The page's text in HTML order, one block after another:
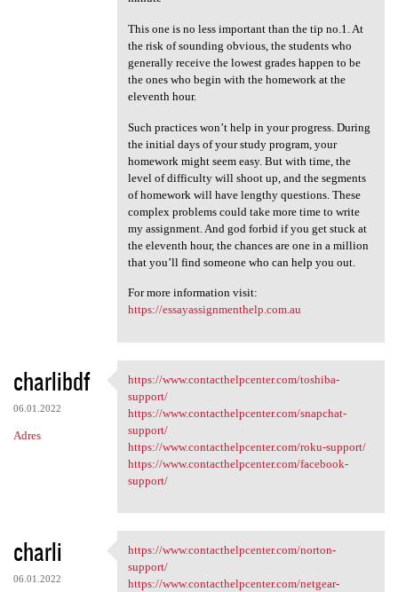
This one is no less important than the tip no.1. At
the risk of sounding obvious, the students who
generally receive the lowest grades happen to be
the ones who begin with the homework at the
eleventh hour.
Such practices won’t help in your progress. During
the initial days of your study program, your
homework might seem easy. But with time, the
level of difficulty will shoot up, and the segments
of homework will have lengthy questions. These
complex problems could take more time to write
my assignment. And god forbid if you get stuck at
the eleventh hour, the chances are one in a million
that you’ll find someone who can help you out.
For more information visit:
https://essayassignmenthelp.com.au
charlibdf
06.01.2022
Adres
https://www.contacthelpcenter
https://www.contacthelpcenter.com/toshiba-
support/
https://www.contacthelpcenter.com/snapchat-
support/
https://www.contacthelpcenter.com/roku-support/
https://www.contacthelpcenter.com/facebook-
support/
charli
06.01.2022
https://www.contacthelpcenter
https://www.contacthelpcenter.com/norton-
support/
https://www.contacthelpcenter.com/netgear-